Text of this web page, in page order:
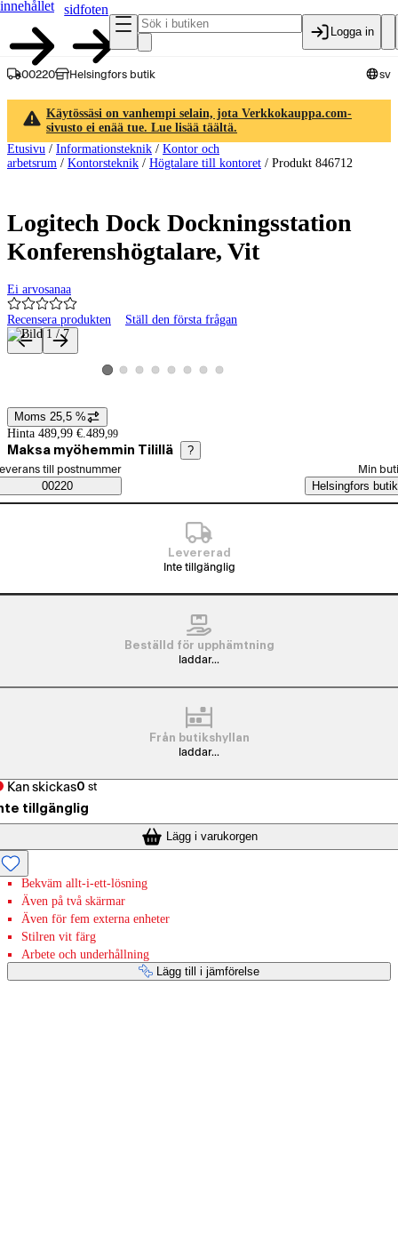
innehållet
sidfoten
Logga in
00220 Helsingfors butik sv
Käytössäsi on vanhempi selain, jota Verkkokauppa.com-
sivusto ei enää tue. Lue lisää täältä.
Etusivu / Informationsteknik / Kontor och
arbetsrum / Kontorsteknik / Högtalare till kontoret / Produkt 846712
Logitech Dock Dockningsstation
Konferenshögtalare, Vit
Ei arvosanaa
Recensera produkten Ställ den första frågan
Produktbilder och videor
Visa produktbild 1
Visa produktbild 2
Visa produktbild 3
Visa produktbild 4
Visa produktbild 5
Visa produktbild 6
Visa produktbild 7
Visa produktbild 8
Prisinformation
Moms 25,5 %
Hinta 489,99 €. 489,99
Maksa myöhemmin Tilillä ?
Saatavuustiedot
beställningssätt
till postnummer
00220
Min
Helsingfors butik
Levererad
Inte tillgänglig
Beställd för upphämtning
laddar...
Från butikshyllan
laddar...
Kan skickas0 st
tillgänglig
Lägg i varukorgen
Bekväm allt-i-ett-lösning
Även på två skärmar
Även för fem externa enheter
Stilren vit färg
Arbete och underhållning
Lägg till i jämförelse